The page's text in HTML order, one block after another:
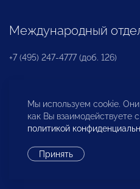
Международный
+7 (495) 247-4777 (доб. 126)
Бюро по защите прав
инвесторов
Мы используем cookie.
как Вы взаимодействуете
политикой
Принять